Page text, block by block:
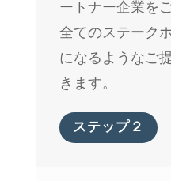
ートナー企業を
全てのステーク
になるようなご
きます。
ステップ２